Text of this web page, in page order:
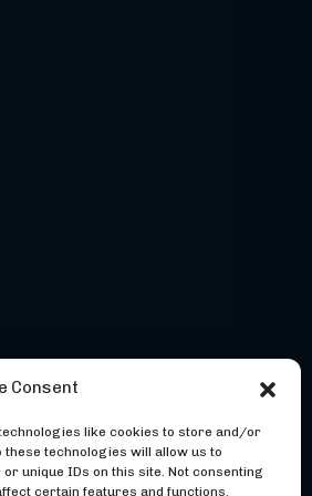
Consent
like cookies to store and/or
technologies will allow us to
unique IDs on this site. Not consenting
certain features and functions.